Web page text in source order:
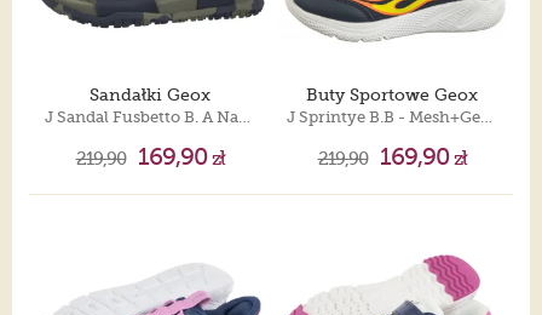
Sandałki Geox
219,90 169,90zł
Buty Sportowe Geox
J Sprintye B.B - Mesh+Geobuck Navy/Lime J45GBB 01454 C0749
219,90 169,90zł